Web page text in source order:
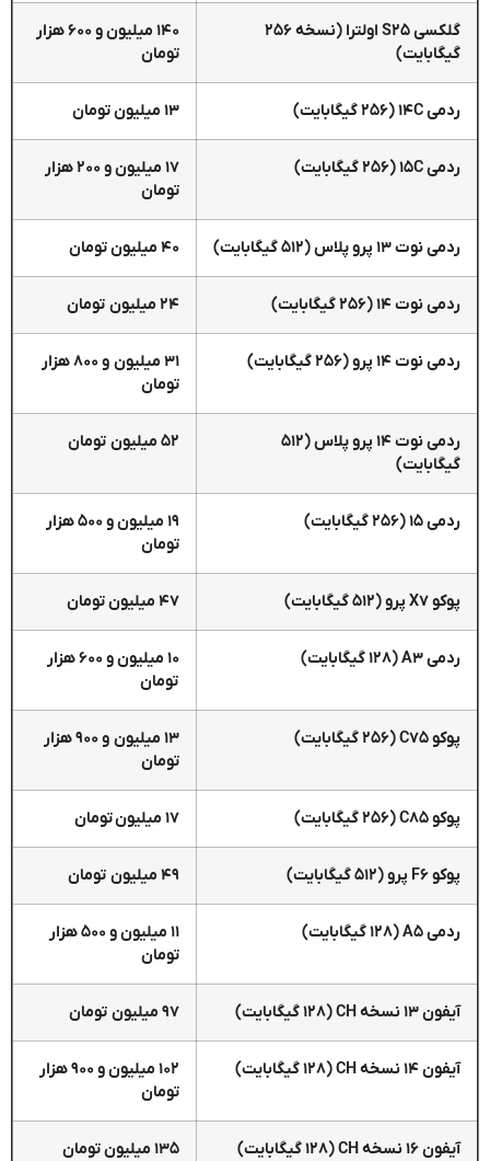
گلکسی S۲۵ اولترا (نسخه ۲۵۶
گیگابایت)
۱۴۰ میلیون و ۶۰۰ هزار
تومان
ردمی ۱۴C (۲۵۶ گیگابایت) ۱۳ میلیون تومان
ردمی ۱۵C (۲۵۶ گیگابایت)
۱۷ میلیون و ۲۰۰ هزار
تومان
ردمی نوت ۱۳ پرو پلاس (۵۱۲ گیگابایت) ۴۰ میلیون تومان
ردمی نوت ۱۴ (۲۵۶ گیگابایت) ۲۴ میلیون تومان
ردمی نوت ۱۴ پرو (۲۵۶ گیگابایت)
۳۱ میلیون و ۸۰۰ هزار
تومان
ردمی نوت ۱۴ پرو پلاس (۵۱۲
گیگابایت)
۵۲ میلیون تومان
ردمی ۱۵ (۲۵۶ گیگابایت)
۱۹ میلیون و ۵۰۰ هزار
تومان
پوکو X۷ پرو (۵۱۲ گیگابایت) ۴۷ میلیون تومان
ردمی A۳ (۱۲۸ گیگابایت)
۱۰ میلیون و ۶۰۰ هزار
تومان
پوکو C۷۵ (۲۵۶ گیگابایت)
۱۳ میلیون و ۹۰۰ هزار
تومان
پوکو C۸۵ (۲۵۶ گیگابایت) ۱۷ میلیون تومان
پوکو F۶ پرو (۵۱۲ گیگابایت) ۴۹ میلیون تومان
ردمی A۵ (۱۲۸ گیگابایت)
۱۱ میلیون و ۵۰۰ هزار
تومان
آیفون ۱۳ نسخه CH (۱۲۸ گیگابایت) ۹۷ میلیون تومان
آیفون ۱۴ نسخه CH (۱۲۸ گیگابایت)
۱۰۲ میلیون و ۹۰۰ هزار
تومان
آیفون ۱۶ نسخه CH (۱۲۸ گیگابایت) ۱۳۵ میلیون تومان